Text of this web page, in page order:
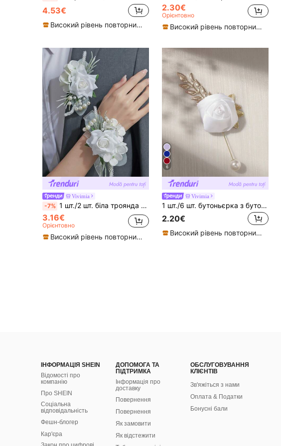
4.53€
Високий рівень повторних покупців
2.30€
Орієнтовно
Високий рівень повторних покупців
Vivimia
-7% 1 шт./2 шт. біла троянда з гіпсофілою та перловим декором, елегантний корсаж і браслет на зап'ястя, підходить для нареченого, нареченої, друзів нареченого та подружок нареченої
3.16€
Орієнтовно
Високий рівень повторних покупців
6
Vivimia
1 шт./6 шт. бутоньєрка з бутоном троянди з металевим аксесуаром, преміум чоловіча, для нареченого та дружбів весільного декору, вечірки та пам'ятного заходу
2.20€
Високий рівень повторних покупців
ІНФОРМАЦІЯ SHEIN
Відомості про
компанію
Про SHEIN
Соціальна
відповідальність
Фешн-блогер
Кар'єра
ДОПОМОГА ТА
ПІДТРИМКА
Інформація про
доставку
Повернення
Повернення
Як замовити
Як відстежити
ОБСЛУГОВУВАННЯ
КЛІЄНТІВ
Зв'яжіться з нами
Оплата & Податки
Бонусні бали